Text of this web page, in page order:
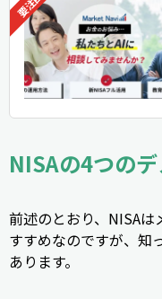
NISAの4つの
前述のとおり、NISA
すすめなのですが、知
あります。